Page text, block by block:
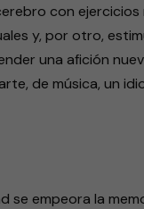
con
y, por otro,
una afición
de música, un
empeora la